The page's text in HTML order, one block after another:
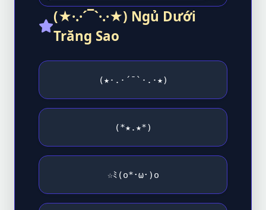
(★·.·´¯`·.·★) Ngủ Dưới
Trăng Sao
(★·.·´¯`·.·★)
(*★.★*)
☆ﾐ(o*･ω･)o